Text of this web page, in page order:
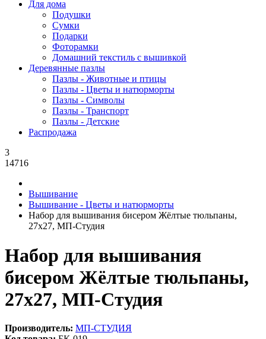
Для дома
Подушки
Сумки
Подарки
Фоторамки
Домашний текстиль с вышивкой
Деревянные пазлы
Пазлы - Животные и птицы
Пазлы - Цветы и натюрморты
Пазлы - Символы
Пазлы - Транспорт
Пазлы - Детские
Распродажа
3
14716
Вышивание
Вышивание - Цветы и натюрморты
Набор для вышивания бисером Жёлтые тюльпаны,
27x27, МП-Студия
Набор для вышивания
бисером Жёлтые тюльпаны,
27x27, МП-Студия
Производитель: МП-СТУДИЯ